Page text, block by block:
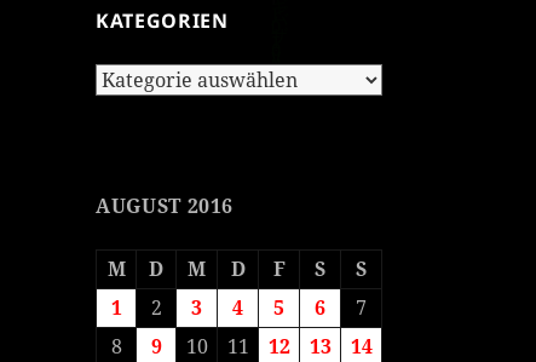
KATEGORIEN
Kategorien
AUGUST 2016
M D M D F S
S
1
2 3 4 5 6
7
8
9 10 11 12 13
14